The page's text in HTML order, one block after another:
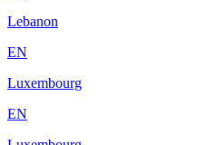
Lebanon
EN
Luxembourg
EN